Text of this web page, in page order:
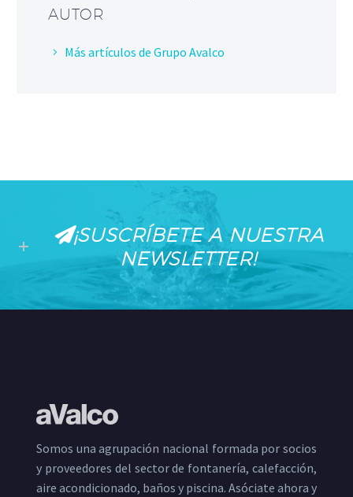
AUTOR
Más artículos de Grupo Avalco
¡SUSCRÍBETE A NUESTRA
NEWSLETTER!
Somos una agrupación nacional formada por socios
y proveedores del sector de fontanería, calefacción,
aire acondicionado, baños y piscina. Asóciate ahora y